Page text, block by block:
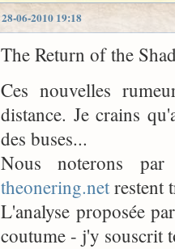
28-06-2010 19:18
The Return of the
Ces nouvelles
distance. Je crains
des buses...
Nous noterons par
theonering.netrestent
L'analyse proposée
coutume - j'y souscrit